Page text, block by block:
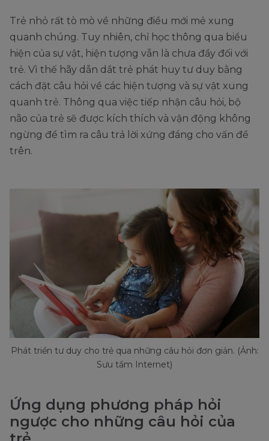
Trẻ nhỏ rất tò mò về những điều mới mẻ xung
quanh chúng. Tuy nhiên, chỉ học thông qua biểu
hiện của sự vật, hiện tượng vẫn là chưa đầy đối với
trẻ. Vì thế hãy dẫn dắt trẻ phát huy tư duy bằng
cách đặt câu hỏi về các hiện tượng và sự vật xung
quanh trẻ. Thông qua việc tiếp nhận câu hỏi, bộ
não của trẻ sẽ được kích thích và vận động không
ngừng để tìm ra câu trả lời xứng đáng cho vấn đề
trên.
Phát triển tư duy cho trẻ qua những câu hỏi đơn giản. (Ảnh:
Sưu tầm Internet)
Ứng dụng phương pháp hỏi
ngược cho những câu hỏi của